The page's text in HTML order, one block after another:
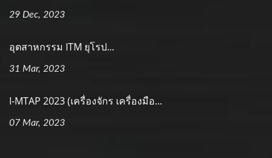
29 Dec, 2023
อุตสาหกรรม ITM ยุโรป...
31 Mar, 2023
I-MTAP 2023 (เครื่องจักร เครื่องมือ...
07 Mar, 2023